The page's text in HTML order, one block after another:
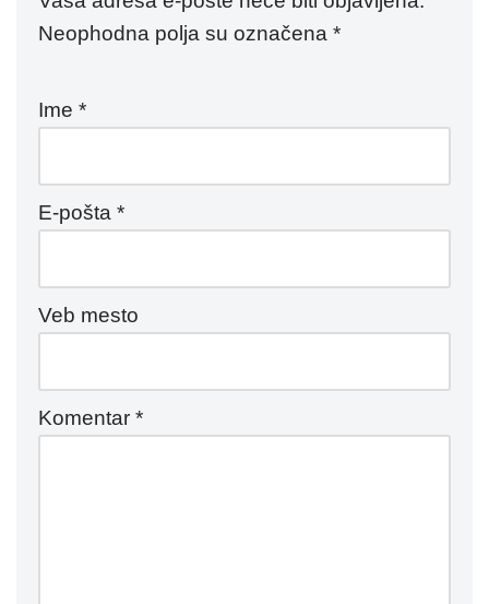
Neophodna polja su označena *
Ime *
E-pošta *
Veb mesto
Komentar *